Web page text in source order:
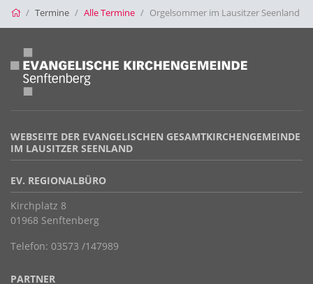
Startseite
Termine Alle Termine Orgelsommer im Lausitzer Seenland
WEBSEITE DER EVANGELISCHEN GESAMTKIRCHENGEMEINDE
IM LAUSITZER SEENLAND
EV. REGIONALBÜRO
Kirchplatz 8
01968 Senftenberg
Telefon: 03573 /147989
PARTNER